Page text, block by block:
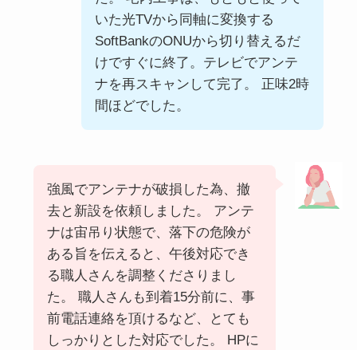
いた光TVから同軸に変換する
SoftBankのONUから切り替えるだ
けですぐに終了。テレビでアンテ
ナを再スキャンして完了。 正味2時
間ほどでした。
強風でアンテナが破損した為、撤
去と新設を依頼しました。 アンテ
ナは宙吊り状態で、落下の危険が
ある旨を伝えると、午後対応でき
る職人さんを調整くださりまし
た。 職人さんも到着15分前に、事
前電話連絡を頂けるなど、とても
しっかりとした対応でした。 HPに